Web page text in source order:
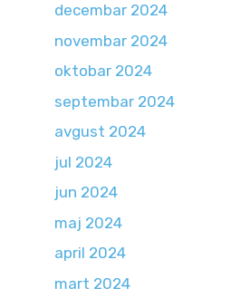
decembar 2024
novembar 2024
oktobar 2024
septembar 2024
avgust 2024
jul 2024
jun 2024
maj 2024
april 2024
mart 2024